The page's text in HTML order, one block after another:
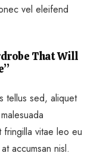
vel eleifend
That Will
tellus sed, aliquet
fringilla vitae leo eu
accumsan nisl.